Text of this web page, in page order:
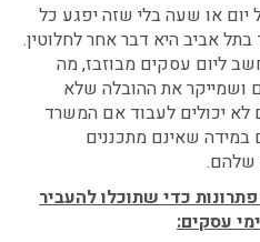
או שעה בלי שזה יפגע כל
אביב היא דבר אחר לחלוטין.
ליום עסקים מבוזבז, מה
את ההובלה שלא
יכולים לעבוד אם המשרד
במידה שאינם מתכננים
שלהם.
כדי שתוכלו להעביר
עסקים: